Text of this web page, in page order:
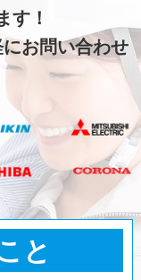
す！
お問い合わせ
と